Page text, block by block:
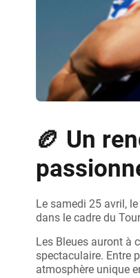
🏉 Un
Le samedi 25 avril,
dans le cadre du
Les Bleues auront à
spectaculaire. Entre
atmosphère unique